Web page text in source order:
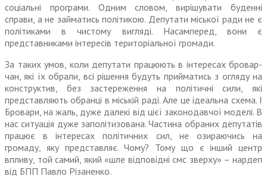
соціальні програми. Одним словом, вирішувати буденні
справи, а не займатись політикою. Депутати міської ради не є
політиками в чистому вигляді. Насамперед, вони є
представниками інтересів територіальної громади.
За таких умов, коли депутати працюють в інтересах бровар­
чан, які їх обрали, всі рішення будуть прийматись з огляду на
конструктив, без застереження на політичні сили, які
представ­ляють обранці в міській раді. Але це ідеальна схема. І
Бровари, на жаль, дуже далекі від цієї законо­давчої моделі. В
нас ситуація дуже заполітизована. Частина обраних депутатів
працює в інтересах політичних сил, не озираючись на
громаду, яку представляє. Чому? Тому що є інший центр
впливу, той самий, який «шле відповідні смс зверху» – нардеп
від БПП Павло Різаненко.